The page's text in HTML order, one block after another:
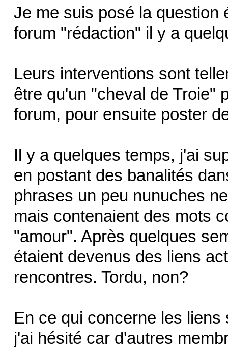
Je me suis posé la question
forum "rédaction" il y a
Leurs interventions sont
être qu'un "cheval de Troie"
forum, pour ensuite poster
Il y a quelques temps, j'ai
en postant des banalités
phrases un peu nunuches
mais contenaient des mots
"amour". Après quelques
étaient devenus des liens
rencontres. Tordu, non?
En ce qui concerne les
j'ai hésité car d'autres